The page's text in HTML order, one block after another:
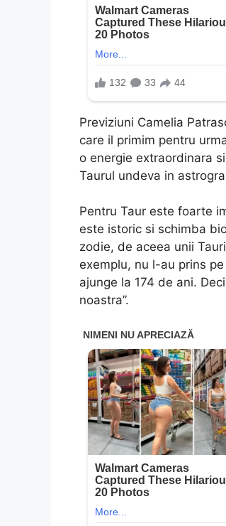
Previziuni Camelia
care il primim pentru
o energie extraordinara
Taurul undeva in
Pentru Taur este foarte
este istoric si schimba
zodie, de aceea unii
exemplu, nu l-au prins
ajunge la 174 de ani.
noastra”.